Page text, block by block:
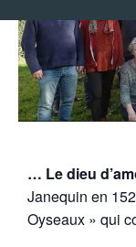
… Le dieu
Janequin en
Oyseaux » qui